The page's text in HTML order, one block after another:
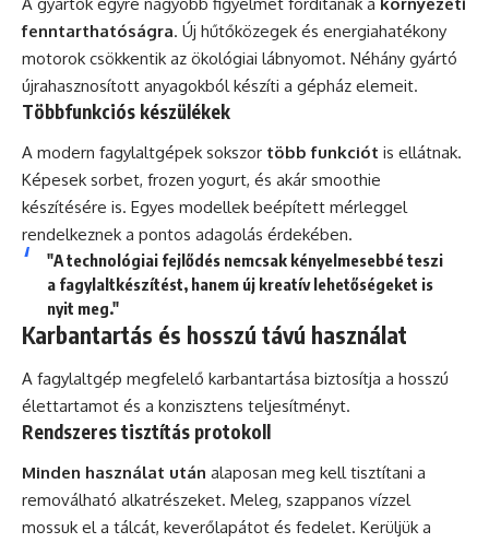
fenntarthatóságra. Új hűtőközegek és energiahatékony
motorok csökkentik az ökológiai lábnyomot. Néhány gyártó
újrahasznosított anyagokból készíti a gépház elemeit.
Többfunkciós készülékek
A modern fagylaltgépek sokszor több funkciót is ellátnak.
Képesek sorbet, frozen yogurt, és akár smoothie
készítésére is. Egyes modellek beépített mérleggel
rendelkeznek a pontos adagolás érdekében.
"A technológiai fejlődés nemcsak kényelmesebbé teszi
a fagylaltkészítést, hanem új kreatív lehetőségeket is
nyit meg."
Karbantartás és hosszú távú használat
A fagylaltgép megfelelő karbantartása biztosítja a hosszú
élettartamot és a konzisztens teljesítményt.
Rendszeres tisztítás protokoll
Minden használat után alaposan meg kell tisztítani a
removálható alkatrészeket. Meleg, szappanos vízzel
mossuk el a tálcát, keverőlapátot és fedelet. Kerüljük a